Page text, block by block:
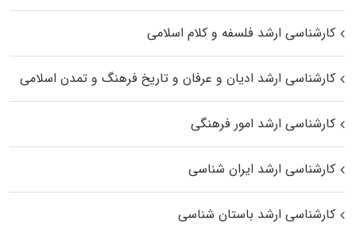
کارشناسی ارشد فلسفه و کلام اسلامی
کارشناسی ارشد ادیان و عرفان و تاریخ فرهنگ و تمدن اسلامی
کارشناسی ارشد امور فرهنگی
کارشناسی ارشد ایران شناسی
کارشناسی ارشد باستان شناسی